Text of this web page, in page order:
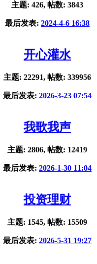
主题: 426, 帖数: 3843
最后发表: 2024-4-6 16:38
开心灌水
主题: 22291, 帖数: 339956
最后发表: 2026-3-23 07:54
我歌我声
主题: 2806, 帖数: 12419
最后发表: 2026-1-30 11:04
投资理财
主题: 1545, 帖数: 15509
最后发表: 2026-5-31 19:27